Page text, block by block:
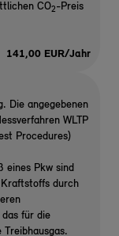
CO2-Preis
141,00 EUR/Jahr
Die angegebenen
WLTP
Procedures)
eines Pkw sind
durch
für die